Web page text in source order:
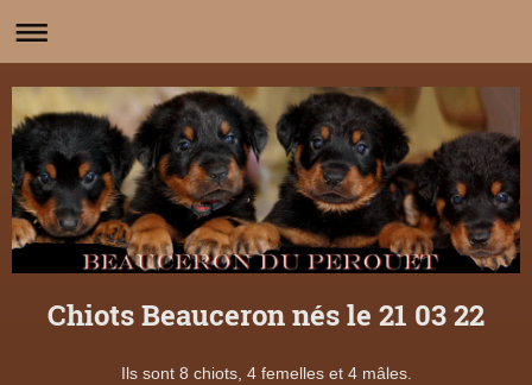
Chiots Beauceron nés le 21 03 22
Ils sont 8 chiots, 4 femelles et 4 mâles.